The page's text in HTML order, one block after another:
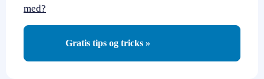
med?
Gratis tips og tricks »